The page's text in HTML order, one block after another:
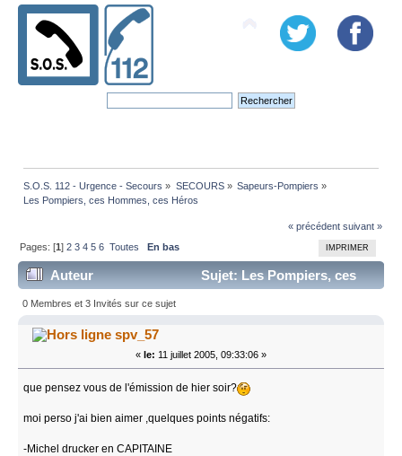
S.O.S. 112 - Urgence - Secours » SECOURS» Sapeurs-Pompiers »
Les Pompiers, ces Hommes, ces Héros
« précédent suivant »
IMPRIMER
Pages: [1]2 3 4 5 6 Toutes En bas
Auteur
Sujet: Les Pompiers, ces
Hommes, ces Héros (Lu 111520 fois)
0 Membres et 3 Invités sur ce sujet
spv_57
« le: 11 juillet 2005, 09:33:06 »
que pensez vous de l'émission de hier soir?
moi perso j'ai bien aimer ,quelques points négatifs:
-Michel drucker en CAPITAINE